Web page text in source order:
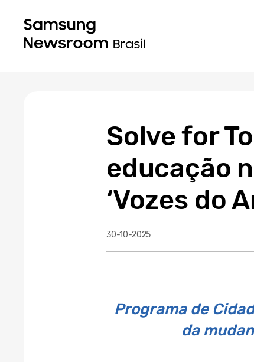
Solve for
educação
‘Vozes do
30-10-2025
Programa de
da